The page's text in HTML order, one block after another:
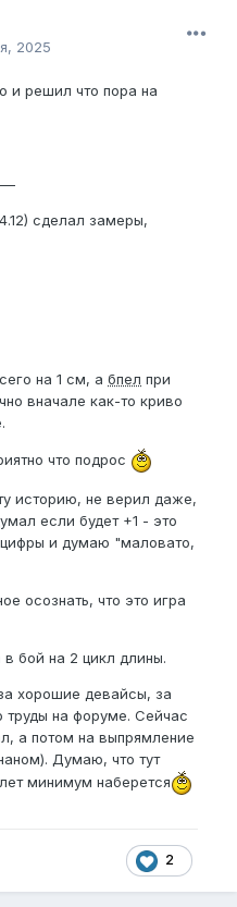
2025
и решил что пора на
сделал замеры,
на 1 см, а бпел при
вначале как-то криво
что подрос
историю, не верил даже,
если будет +1 - это
и думаю "маловато,
осознать, что это игра
бой на 2 цикл длины.
хорошие девайсы, за
труды на форуме. Сейчас
а потом на выпрямление
Думаю, что тут
минимум наберется
2